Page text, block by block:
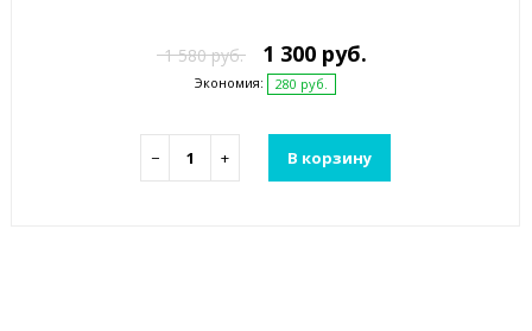
1 580 руб. 1 300 руб.
Экономия: 280 руб.
− + В корзину